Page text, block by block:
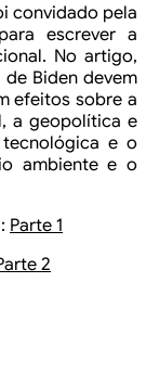
convidado pela
escrever a
No artigo,
Bidendevem
efeitos sobre a
a geopolítica e
e o
ambiente e o
Parte 1
2